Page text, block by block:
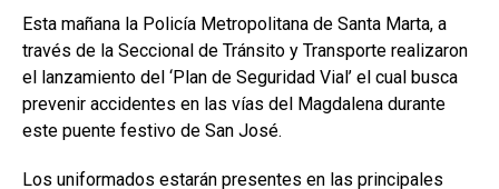
Esta mañana la Policía Metropolitana de Santa Marta, a
través de la Seccional de Tránsito y Transporte realizaron
el lanzamiento del ‘Plan de Seguridad Vial’ el cual busca
prevenir accidentes en las vías del Magdalena durante
este puente festivo de San José.
Los uniformados estarán presentes en las principales